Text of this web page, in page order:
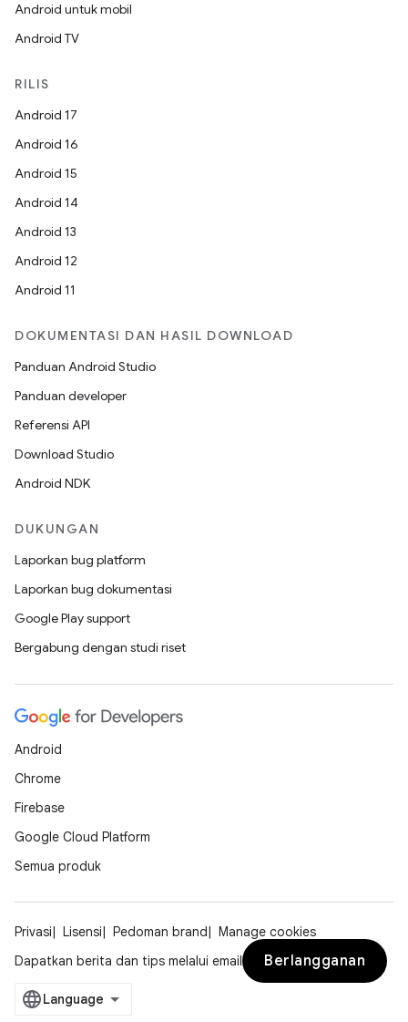
Android untuk mobil
Android TV
RILIS
Android 17
Android 16
Android 15
Android 14
Android 13
Android 12
Android 11
DOKUMENTASI DAN HASIL DOWNLOAD
Panduan Android Studio
Panduan developer
Referensi API
Download Studio
Android NDK
DUKUNGAN
Laporkan bug platform
Laporkan bug dokumentasi
Google Play support
Bergabung dengan studi riset
Android
Chrome
Firebase
Google Cloud Platform
Semua produk
Privasi Lisensi Pedoman brand
Manage cookies
Dapatkan berita dan tips melalui email
Berlangganan